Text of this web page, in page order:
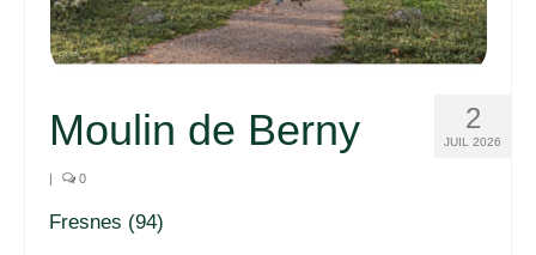
2
JUIL 2026
Moulin de Berny
| 0
Fresnes (94)